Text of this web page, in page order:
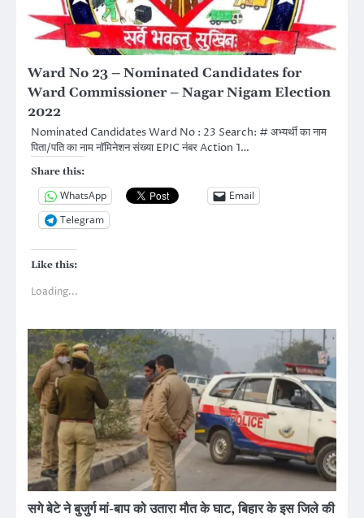
Ward No 23 – Nominated Candidates for
Ward Commissioner – Nagar Nigam Election
2022
Nominated Candidates Ward No : 23 Search: # अभ्यर्थी का नाम
पिता/पति का नाम नॉमिनेशन संख्या EPIC नंबर Action 1…
Share this:
WhatsApp
Email
Telegram
Like this:
Loading...
सगे बेटे ने बुजुर्ग मां-बाप को उतारा मौत के घाट, बिहार के इस जिले की